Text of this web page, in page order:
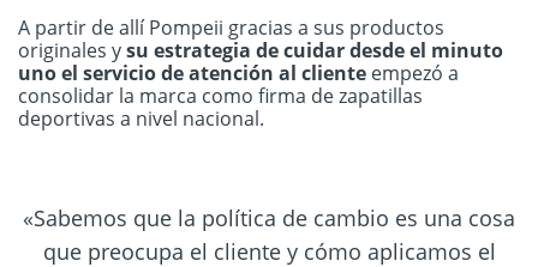
A partir de allí Pompeii gracias a sus productos
originales ysu estrategia de cuidar desde el minuto
uno el servicio de atención al cliente empezó a
consolidar la marca como firma de zapatillas
deportivas a nivel nacional.
«Sabemos que la política de cambio es una cosa
que preocupa el cliente y cómo aplicamos el